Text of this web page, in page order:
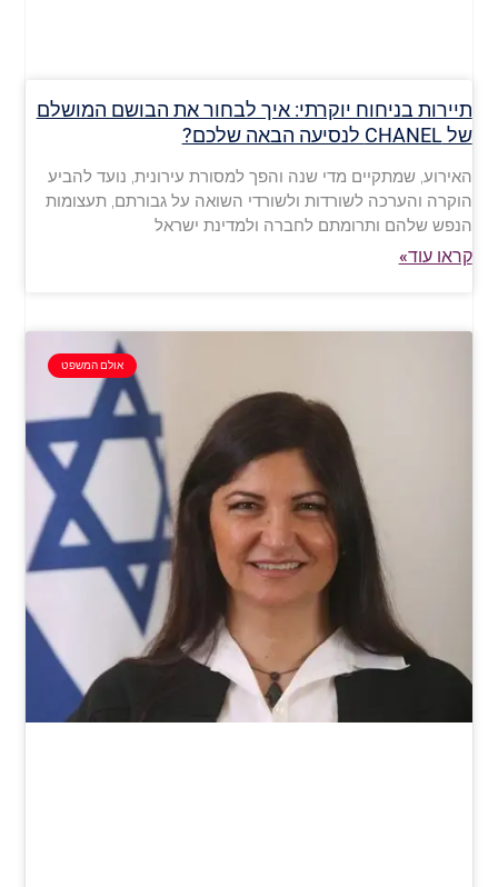
תיירות בניחוח יוקרתי: איך לבחור את הבושם המושלם
של CHANEL לנסיעה הבאה שלכם?
האירוע, שמתקיים מדי שנה והפך למסורת עירונית, נועד להביע
הוקרה והערכה לשורדות ולשורדי השואה על גבורתם, תעצומות
הנפש שלהם ותרומתם לחברה ולמדינת ישראל
קראו עוד»
אולם המשפט